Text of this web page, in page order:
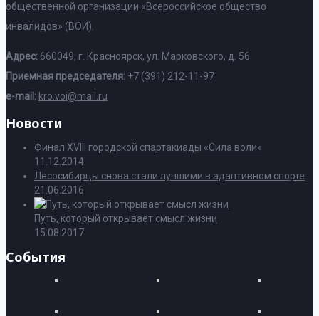
общественной организации «Всероссийское общество
инвалидов» (ВОИ).
Адрес: 660049, г. Красноярск, ул. Марковского, д. 56
Приемная председателя: +7 (391) 212-11-97
e-mail: kro.voi@mail.ru
Новости
Финал XVIII городской спартакиады «Сила воли»
11.12.2014
Лесосибирцы снова стали лучшими в адаптивном спорте
21.06.2016
Путь, который открывает смысл жизни
15.08.2017
События